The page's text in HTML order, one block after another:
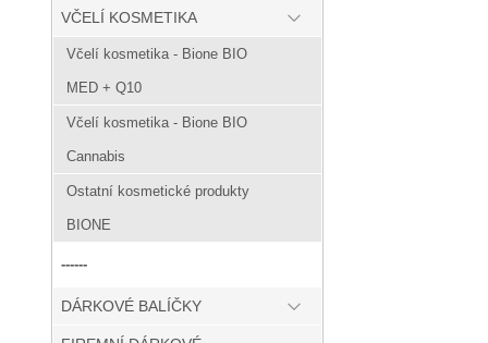
VČELÍ KOSMETIKA
Včelí kosmetika - Bione BIO
MED + Q10
Včelí kosmetika - Bione BIO
Cannabis
Ostatní kosmetické produkty
BIONE
------
DÁRKOVÉ BALÍČKY